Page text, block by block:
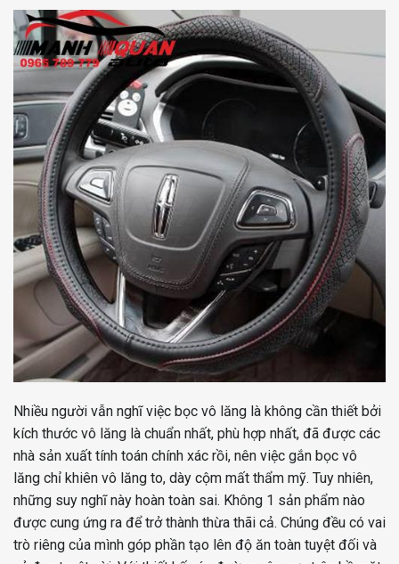
Nhiều người vẫn nghĩ việc bọc vô lăng là không cần thiết bởi
kích thước vô lăng là chuẩn nhất, phù hợp nhất, đã được các
nhà sản xuất tính toán chính xác rồi, nên việc gắn bọc vô
lăng chỉ khiên vô lăng to, dày cộm mất thẩm mỹ. Tuy nhiên,
những suy nghĩ này hoàn toàn sai. Không 1 sản phẩm nào
được cung ứng ra để trở thành thừa thãi cả. Chúng đều có vai
trò riêng của mình góp phần tạo lên độ ăn toàn tuyệt đối và